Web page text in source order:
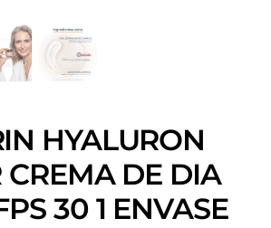
HYALURON
CREMA DE DIA
30 1 ENVASE